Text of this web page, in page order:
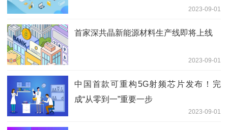
2023-09-01
首家深共晶新能源材料生产线即将上线
2023-09-01
中国首款可重构5G射频芯片发布！完
成“从零到一”重要一步
2023-09-01